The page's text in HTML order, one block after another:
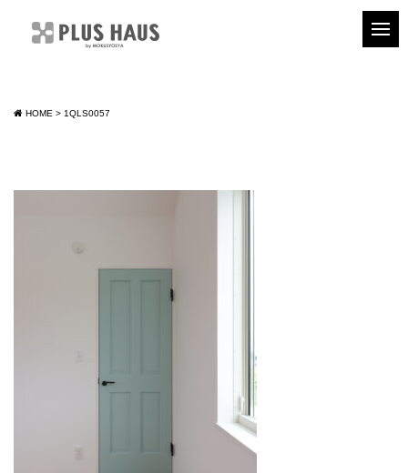
HOME > 1QLS0057